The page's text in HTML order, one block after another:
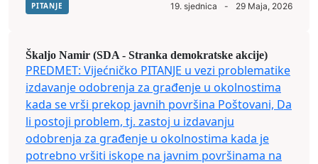
PITANJE 19. sjednica - 29 Maja, 2026
Škaljo Namir (SDA - Stranka demokratske akcije)
PREDMET: Vijećničko PITANJE u vezi problematike
izdavanje odobrenja za građenje u okolnostima
kada se vrši prekop javnih površina Poštovani, Da
li postoji problem, tj. zastoj u izdavanju
odobrenja za građenje u okolnostima kada je
potrebno vršiti iskope na javnim površinama na